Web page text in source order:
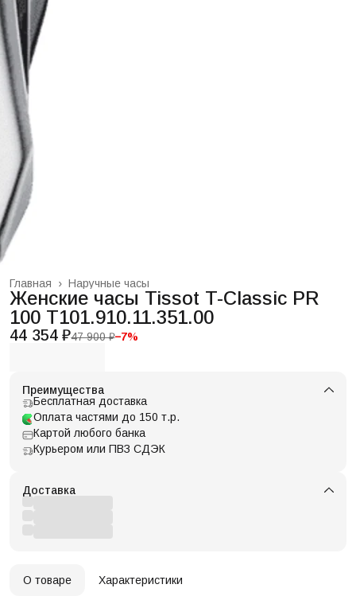
Наручные часы
Главная ›
Женские часы Tissot T-Classic PR
100 T101.910.11.351.00
44 354 ₽47 900 ₽−7%
Преимущества
Бесплатная доставка
Оплата частями до 150 т.р.
Картой любого банка
Курьером или ПВЗ СДЭК
Доставка
О товаре Характеристики